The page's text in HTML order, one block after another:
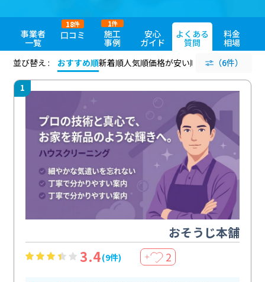
事業者
一覧
口コミ
18件
施工
事例
1件
安心
ガイド
よくある
質問
料金
相場
並び替え :
おすすめ順新着順人気順価格が安い順 評価が高い順
（6件）
1
おそうじ本舗
3.4(9件) ＋ 2